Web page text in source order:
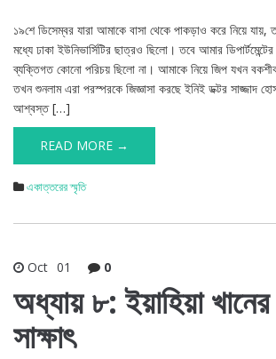
১৯শে ডিসেম্বর যারা আমাকে বাসা থেকে পাকড়াও করে নিয়ে
মধ্যে ঢাকা ইউনিভার্সিটির ছাত্রও ছিলো। তবে আমার
ব্যক্তিগত কোনো পরিচয় ছিলো না। আমাকে নিয়ে জিপ যখন
তখন শুনলাম এরা পরস্পরকে জিজ্ঞাসা করছে ইনিই ডক্টর সাজ্জাদ
আশ্বস্ত […]
READ MORE →
একাত্তরের স্মৃতি
Oct 01 0
অধ্যায় ৮: ইয়াহিয়া খানের
সাক্ষাৎ